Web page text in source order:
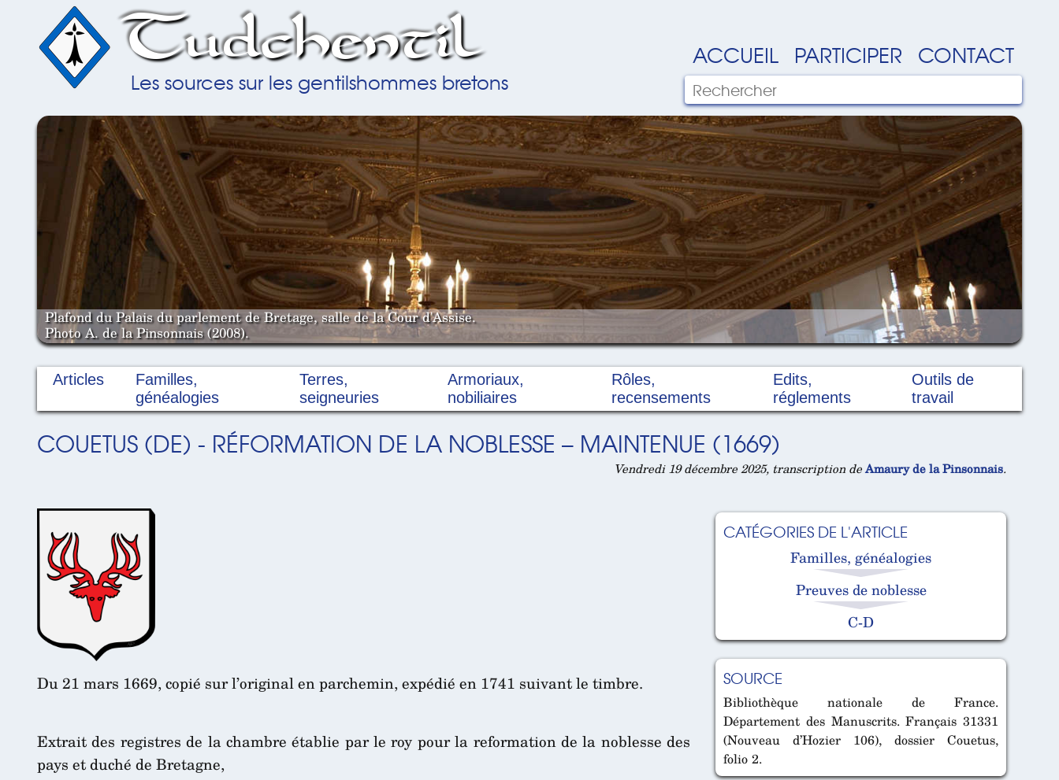
Tudchentil
Les sources sur les gentilshommes bretons
ACCUEIL PARTICIPER CONTACT
Plafond du Palais du parlement de Bretage, salle de la Cour d'Assise.
Photo A. de la Pinsonnais (2008).
Articles
Familles,
généalogies
Terres,
seigneuries
Armoriaux,
nobiliaires
Rôles,
recensements
Edits,
réglements
Outils de
travail
COUETUS (DE) - RÉFORMATION DE LA NOBLESSE – MAINTENUE (1669)
Vendredi 19 décembre 2025, transcription deAmaury de la Pinsonnais.
CATÉGORIES DE L'ARTICLE
Familles, généalogies
Preuves de noblesse
C-D
SOURCE
Bibliothèque nationale de France.
Département des Manuscrits. Français 31331
(Nouveau d’Hozier 106), dossier Couetus,
folio 2.
Du 21 mars 1669, copié sur l’original en parchemin, expédié en 1741 suivant le timbre.
Extrait des registres de la chambre établie par le roy pour la reformation de la noblesse des
pays et duché de Bretagne,